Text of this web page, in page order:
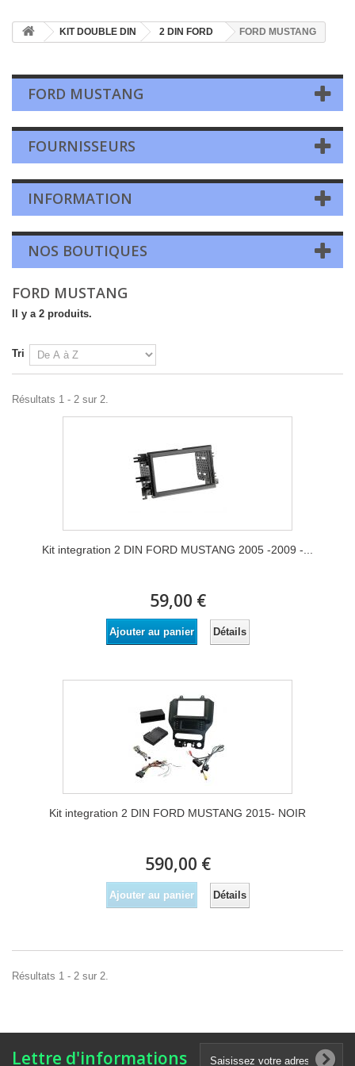
KIT DOUBLE DIN 2 DIN FORD FORD MUSTANG
FORD MUSTANG
FOURNISSEURS
INFORMATION
NOS BOUTIQUES
FORD MUSTANG
Il y a 2 produits.
Tri
Résultats 1 - 2 sur 2.
Kit integration 2 DIN FORD MUSTANG 2005 -2009 -...
59,00 €
Ajouter au panier Détails
Kit integration 2 DIN FORD MUSTANG 2015- NOIR
590,00 €
Ajouter au panier Détails
Résultats 1 - 2 sur 2.
Lettre d'informations